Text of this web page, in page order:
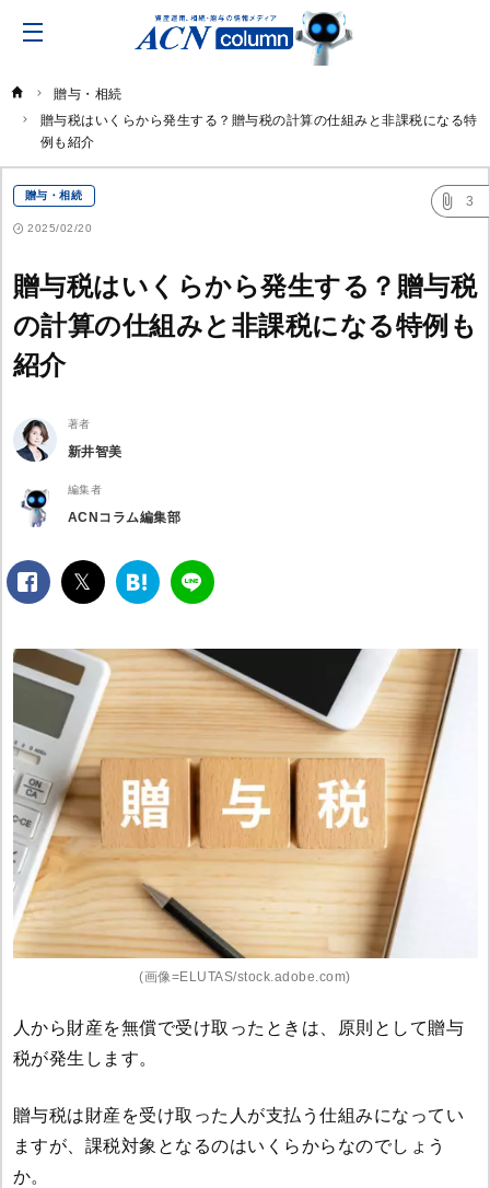
贈与・相続
贈与税はいくらから発生する？贈与税の計算の仕組みと非課税になる特
例も紹介
贈与・相続 3
2025/02/20
贈与税はいくらから発生する？贈与税
の計算の仕組みと非課税になる特例も
紹介
著者
新井智美
編集者
ACNコラム編集部
facebook
twitterは
ブ
ッ
ク
マ
ー
ク
LINE
(画像=ELUTAS/stock.adobe.com)
人から財産を無償で受け取ったときは、原則として贈与
税が発生します。
贈与税は財産を受け取った人が支払う仕組みになってい
ますが、課税対象となるのはいくらからなのでしょう
か。